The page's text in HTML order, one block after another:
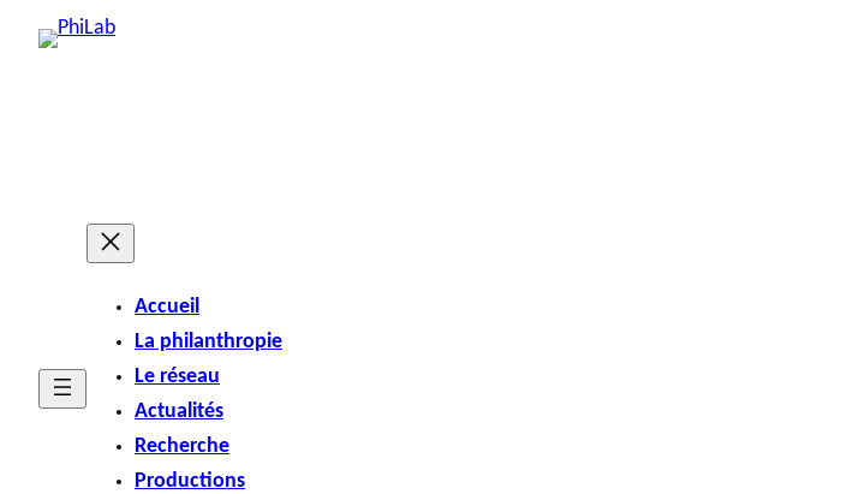
Accueil
La philanthropie
Le réseau
Actualités
Recherche
Productions